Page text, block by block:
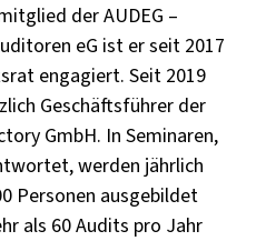
der AUDEG –
eG ist er seit 2017
engagiert. Seit 2019
Geschäftsführer der
GmbH. In Seminaren,
werden jährlich
Personen ausgebildet
als 60 Audits pro Jahr